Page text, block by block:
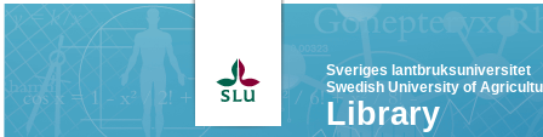
Sveriges lantbruksuniversitet
Swedish University of
Library